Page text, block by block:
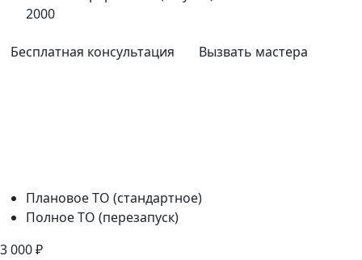
2000
Бесплатная консультация Вызвать мастера
Плановое ТО (стандартное)
Полное ТО (перезапуск)
3 000₽